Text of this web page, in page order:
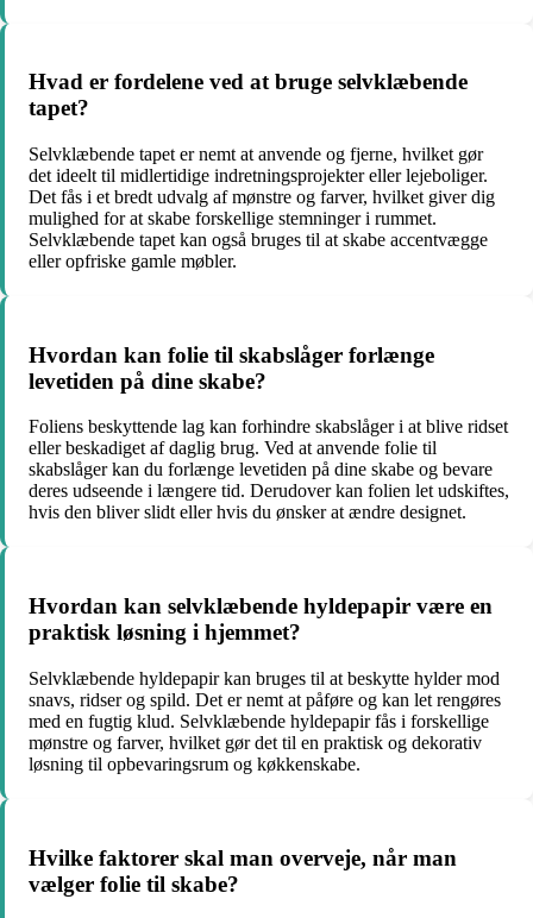
Hvad er fordelene ved at bruge selvklæbende
tapet?
Selvklæbende tapet er nemt at anvende og fjerne, hvilket gør
det ideelt til midlertidige indretningsprojekter eller lejeboliger.
Det fås i et bredt udvalg af mønstre og farver, hvilket giver dig
mulighed for at skabe forskellige stemninger i rummet.
Selvklæbende tapet kan også bruges til at skabe accentvægge
eller opfriske gamle møbler.
Hvordan kan folie til skabslåger forlænge
levetiden på dine skabe?
Foliens beskyttende lag kan forhindre skabslåger i at blive ridset
eller beskadiget af daglig brug. Ved at anvende folie til
skabslåger kan du forlænge levetiden på dine skabe og bevare
deres udseende i længere tid. Derudover kan folien let udskiftes,
hvis den bliver slidt eller hvis du ønsker at ændre designet.
Hvordan kan selvklæbende hyldepapir være en
praktisk løsning i hjemmet?
Selvklæbende hyldepapir kan bruges til at beskytte hylder mod
snavs, ridser og spild. Det er nemt at påføre og kan let rengøres
med en fugtig klud. Selvklæbende hyldepapir fås i forskellige
mønstre og farver, hvilket gør det til en praktisk og dekorativ
løsning til opbevaringsrum og køkkenskabe.
Hvilke faktorer skal man overveje, når man
vælger folie til skabe?